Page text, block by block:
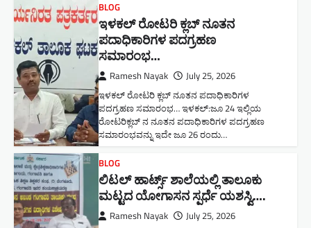
BLOG
ಇಳಕಲ್ ರೋಟರಿ ಕ್ಲಬ್ ನೂತನ‌
ಪದಾಧಿಕಾರಿಗಳ ಪದಗ್ರಹಣ
ಸಮಾರಂಭ…
Ramesh Nayak July 25, 2026
ಇಳಕಲ್ ರೋಟರಿ ಕ್ಲಬ್ ನೂತನ‌ ಪದಾಧಿಕಾರಿಗಳ
ಪದಗ್ರಹಣ ಸಮಾರಂಭ… ಇಳಕಲ್:ಜೂ 24 ಇಲ್ಲಿಯ
ರೋಟರಿಕ್ಲಬ್ ನ ನೂತನ ಪದಾಧಿಕಾರಿಗಳ ಪದಗ್ರಹಣ
ಸಮಾರಂಭವನ್ನು ಇದೇ ಜೂ 26 ರಂದು…
BLOG
ಲಿಟಲ್ ಹಾರ್ಟ್ಸ್ ಶಾಲೆಯಲ್ಲಿ ತಾಲೂಕು
ಮಟ್ಟದ ಯೋಗಾಸನ ಸ್ಪರ್ಧೆ ಯಶಸ್ವಿ….
Ramesh Nayak July 25, 2026